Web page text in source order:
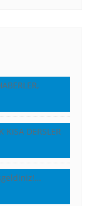
KISA DERSLER